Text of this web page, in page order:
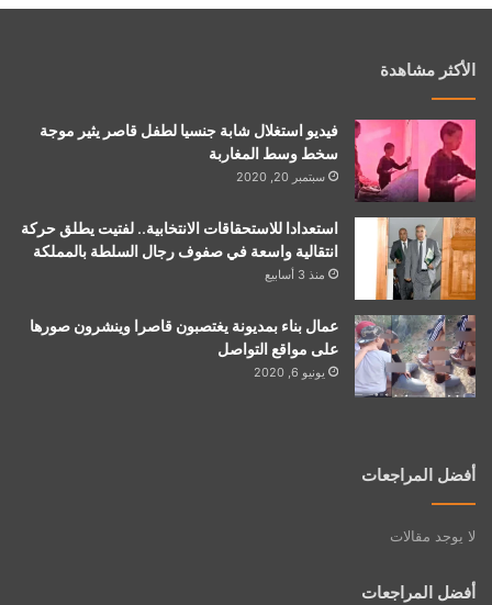
الأكثر مشاهدة
فيديو استغلال شابة جنسيا لطفل قاصر يثير موجة
سخط وسط المغاربة
سبتمبر 20, 2020
استعدادا للاستحقاقات الانتخابية.. لفتيت يطلق حركة
انتقالية واسعة في صفوف رجال السلطة بالمملكة
منذ 3 أسابيع
عمال بناء بمديونة يغتصبون قاصرا وينشرون صورها
على مواقع التواصل
يونيو 6, 2020
أفضل المراجعات
لا يوجد مقالات
أفضل المراجعات